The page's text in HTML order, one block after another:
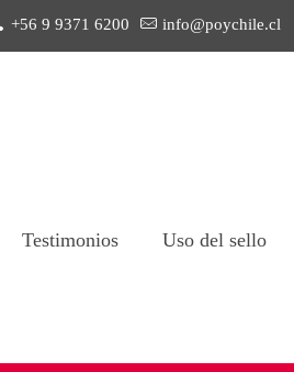
+56 9 9371 6200 info@poychile.cl
Testimonios Uso del sello